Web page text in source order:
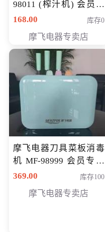
98011 (榨汁机) 会员专
享价138元
168.00 库存0
摩飞电器专卖店
摩飞电器刀具菜板消毒
机 MF-98999 会员专享
价286元
369.00 库存100
摩飞电器专卖店